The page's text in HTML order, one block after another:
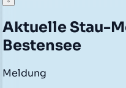
Aktuelle Stau-
Bestensee
Meldung